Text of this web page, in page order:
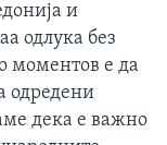
и
одлука без
моментов е да
одредени
дека е важно